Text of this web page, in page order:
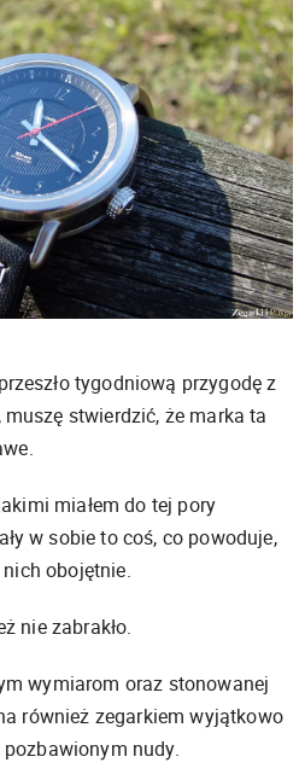
tygodniową przygodę z
stwierdzić, że marka ta
miałem do tej pory
w sobie to coś, co powoduje,
obojętnie.
nie zabrakło.
wymiarom oraz stonowanej
również zegarkiem wyjątkowo
nudy.